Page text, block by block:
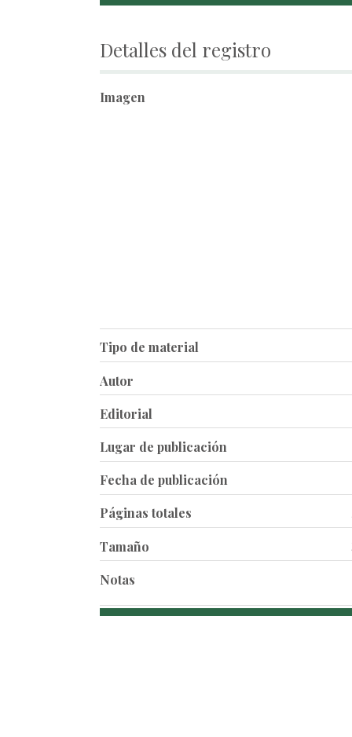
Detalles del registro
Imagen
Tipo de material
Autor
Editorial
Lugar de publicación
Fecha de publicación
Páginas totales
Tamaño
Notas